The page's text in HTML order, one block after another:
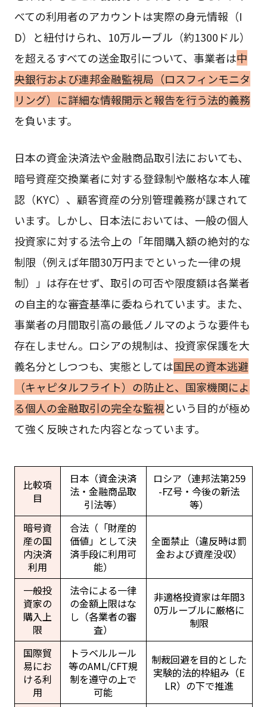
べての利用者のアカウントは実際の身元情報（I
D）と紐付けられ、10万ルーブル（約1300ドル）
を超えるすべての送金取引について、事業者は中
央銀行および連邦金融監視局（ロスフィンモニタ
リング）に詳細な情報開示と報告を行う法的義務
を負います。
日本の資金決済法や金融商品取引法においても、
暗号資産交換業者に対する登録制や厳格な本人確
認（KYC）、顧客資産の分別管理義務が課されて
います。しかし、日本法においては、一般の個人
投資家に対する法令上の「年間購入額の絶対的な
制限（例えば年間30万円までといった一律の規
制）」は存在せず、取引の可否や限度額は各業者
の自主的な審査基準に委ねられています。また、
事業者の月間取引高の最低ノルマのような要件も
存在しません。ロシアの規制は、投資家保護を大
義名分としつつも、実態としては国民の資本逃避
（キャピタルフライト）の防止と、国家機関によ
る個人の金融取引の完全な監視という目的が極め
て強く反映された内容となっています。
比較項
目
日本（資金決済
法・金融商品取
引法等）
ロシア（連邦法第259
-FZ号・今後の新法
等）
暗号資
産の国
内決済
利用
合法（「財産的
価値」として決
済手段に利用可
能）
全面禁止（違反時は罰
金および資産没収）
一般投
資家の
購入上
限
法令による一律
の金額上限はな
し（各業者の審
査）
非適格投資家は年間3
0万ルーブルに厳格に
制限
国際貿
易にお
ける利
用
トラベルルール
等のAML/CFT規
制を遵守の上で
可能
制裁回避を目的とした
実験的法的枠組み（E
LR）の下で推進